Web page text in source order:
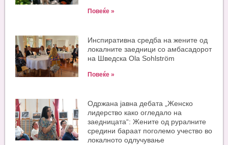
Повеќе »
Инспиративна средба на жените од
локалните заедници со амбасадорот
на Шведска Ola Sohlström
Повеќе »
Одржана јавна дебата „Женско
лидерство како огледало на
заедницата“: Жените од руралните
средини бараат поголемо учество во
локалното одлучување